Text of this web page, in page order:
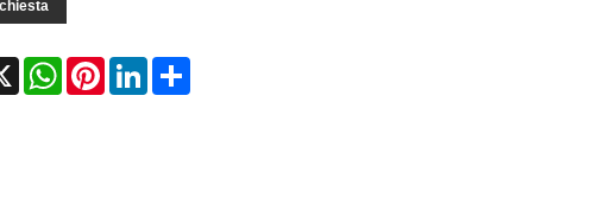
X WhatsAppPinterestLinkedIn